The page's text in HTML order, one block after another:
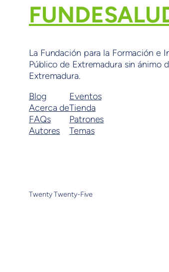
La Fundación para la Formación e
Público de Extremadura sin ánimo
Extremadura.
Blog
Acerca de
FAQs
Autores
Eventos
Tienda
Patrones
Temas
Twenty Twenty-Five